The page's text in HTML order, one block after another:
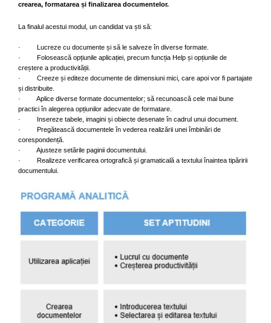
crearea, formatarea și finalizarea documentelor.
La finalul acestui modul, un candidat va ști să:
· Lucreze cu documente și să le salveze în diverse formate.
· Folosească opțiunile aplicației, precum funcția Help și opțiunile de
creștere a productivității.
· Creeze și editeze documente de dimensiuni mici, care apoi vor fi partajate
și distribuite.
· Aplice diverse formate documentelor; să recunoască cele mai bune
practici în alegerea opțiunilor adecvate de formatare.
· Insereze tabele, imagini și obiecte desenate în cadrul unui document.
· Pregătească documentele în vederea realizării unei îmbinări de
corespondență.
· Ajusteze setările paginii documentului.
· Realizeze verificarea ortografică și gramaticală a textului înaintea tipăririi
documentului.